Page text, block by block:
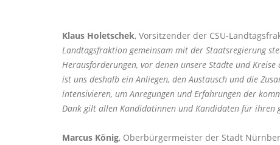
Klaus Holetschek, Vorsitzender der CSU-
Landtagsfraktion gemeinsam mit der Staatsregierung
Herausforderungen, vor denen unsere Städte und
ist uns deshalb ein Anliegen, den Austausch und die
intensivieren, um Anregungen und Erfahrungen der
Dank gilt allen Kandidatinnen und Kandidaten für ihren
Marcus König, Oberbürgermeister der Stadt